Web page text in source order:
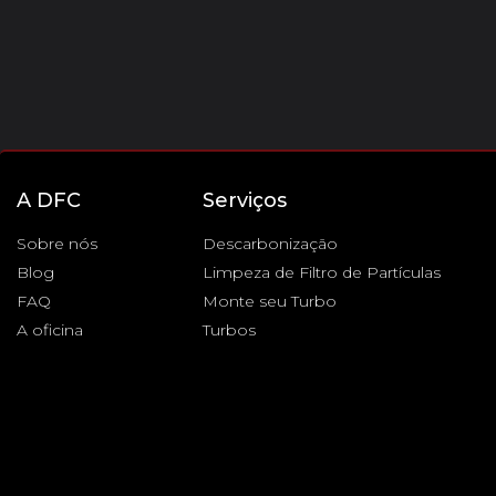
A DFC
Sobre nós
Blog
FAQ
A oficina
Serviços
Descarbonização
Limpeza de Filtro de Partículas
Monte seu Turbo
Turbos